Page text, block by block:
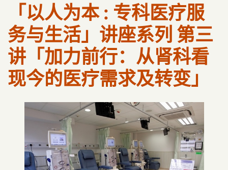
「以人为本 : 专科医疗服
务与生活」讲座系列 第三
讲「加力前行：从肾科看
现今的医疗需求及转变」